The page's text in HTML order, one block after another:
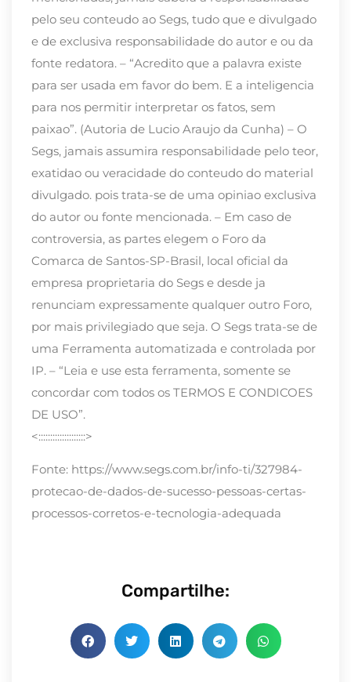
pelo seu conteudo ao Segs, tudo que e divulgado
e de exclusiva responsabilidade do autor e ou da
fonte redatora. – “Acredito que a palavra existe
para ser usada em favor do bem. E a inteligencia
para nos permitir interpretar os fatos, sem
paixao”. (Autoria de Lucio Araujo da Cunha) – O
Segs, jamais assumira responsabilidade pelo teor,
exatidao ou veracidade do conteudo do material
divulgado. pois trata-se de uma opiniao exclusiva
do autor ou fonte mencionada. – Em caso de
controversia, as partes elegem o Foro da
Comarca de Santos-SP-Brasil, local oficial da
empresa proprietaria do Segs e desde ja
renunciam expressamente qualquer outro Foro,
por mais privilegiado que seja. O Segs trata-se de
uma Ferramenta automatizada e controlada por
IP. – “Leia e use esta ferramenta, somente se
concordar com todos os TERMOS E CONDICOES
DE USO”.
<::::::::::::::::::::>
Fonte: https://www.segs.com.br/info-ti/327984-
protecao-de-dados-de-sucesso-pessoas-certas-
processos-corretos-e-tecnologia-adequada
Compartilhe: